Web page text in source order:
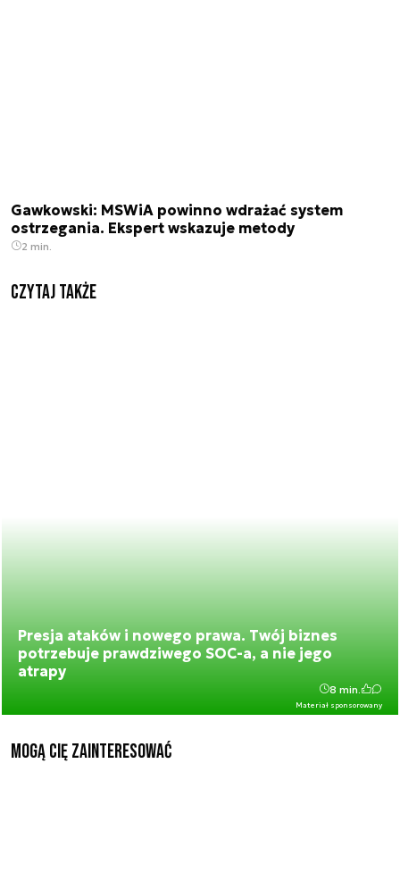
Gawkowski: MSWiA powinno wdrażać system
ostrzegania. Ekspert wskazuje metody
2 min.
Czytaj także
Presja ataków i nowego prawa. Twój biznes
potrzebuje prawdziwego SOC-a, a nie jego
atrapy
Materiał sponsorowany
8 min.
Mogą Cię zainteresować